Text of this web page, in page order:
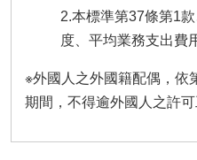
2.本標準第37條第1
度、平均業務支出費
※外國人之外國籍配偶，依
期間，不得逾外國人之許可